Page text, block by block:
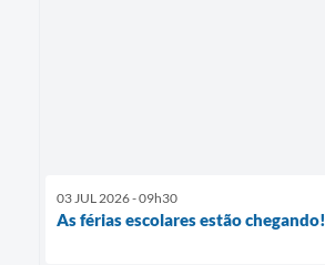
03 JUL 2026 - 09h30
As férias escolares estão chegando!